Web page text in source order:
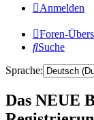
Anmelden
Foren-
Suche
Sprache:
Das NEUE